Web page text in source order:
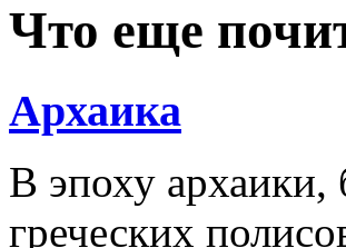
Что еще
Архаика
В эпоху архаики,
греческих